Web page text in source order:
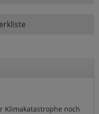
Klimakatastrophe noch